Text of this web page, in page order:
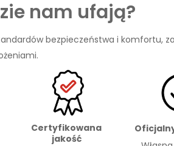
nam ufają?
bezpieczeństwa i komfortu,
Certyfikowana
jakość